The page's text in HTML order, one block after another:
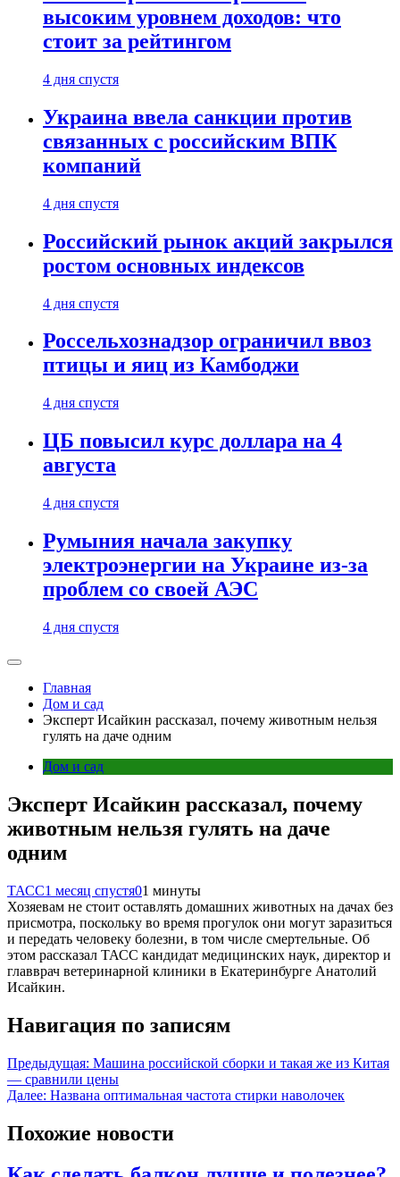
высоким уровнем доходов: что
стоит за рейтингом
4 дня спустя
Украина ввела санкции против
связанных с российским ВПК
компаний
4 дня спустя
Российский рынок акций закрылся
ростом основных индексов
4 дня спустя
Россельхознадзор ограничил ввоз
птицы и яиц из Камбоджи
4 дня спустя
ЦБ повысил курс доллара на 4
августа
4 дня спустя
Румыния начала закупку
электроэнергии на Украине из-за
проблем со своей АЭС
4 дня спустя
Главная
Дом и сад
Эксперт Исайкин рассказал, почему животным нельзя
гулять на даче одним
Дом и сад
Эксперт Исайкин рассказал, почему
животным нельзя гулять на даче
одним
ТАСС1 месяц спустя01 минуты
Хозяевам не стоит оставлять домашних животных на дачах без
присмотра, поскольку во время прогулок они могут заразиться
и передать человеку болезни, в том числе смертельные. Об
этом рассказал ТАСС кандидат медицинских наук, директор и
главврач ветеринарной клиники в Екатеринбурге Анатолий
Исайкин.
Навигация по записям
Предыдущая: Машина российской сборки и такая же из Китая
— сравнили цены
Далее: Названа оптимальная частота стирки наволочек
Похожие новости